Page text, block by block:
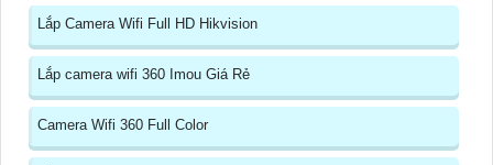
Lắp Camera Wifi Full HD Hikvision
Lắp camera wifi 360 Imou Giá Rẻ
Camera Wifi 360 Full Color